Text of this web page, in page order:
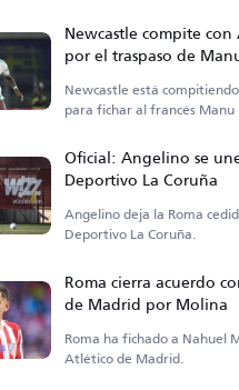
Newcastle compite
por el traspaso de
Newcastle está
para fichar al francés Manu
Oficial: Angelino se
Deportivo La Coruña
Angelino deja la Roma
Deportivo La Coruña.
Roma cierra acuerdo
de Madrid por Molina
Roma ha fichado a Nahuel
Atlético de Madrid.